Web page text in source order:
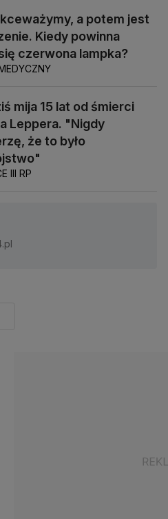
a potem jest
Kiedy powinna
czerwona lampka?
mija 15 lat od śmierci
Leppera. "Nigdy
że to było
III RP